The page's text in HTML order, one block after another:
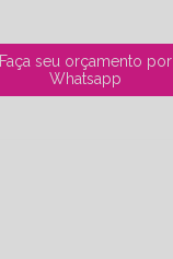
Faça seu orçamento por
Whatsapp